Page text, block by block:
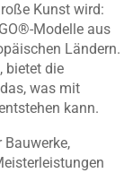
Kunst wird:
Modelle aus
Ländern.
bietet die
was mit
kann.